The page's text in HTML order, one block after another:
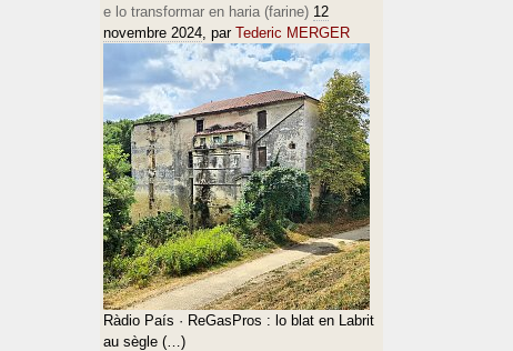
e lo transformar en haria (farine) 12
novembre 2024, par Tederic MERGER
Ràdio País · ReGasPros : lo blat en Labrit
au sègle (…)